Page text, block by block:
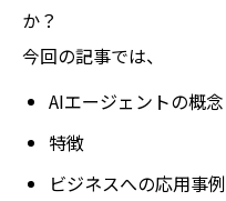
か？
今回の記事では、
AIエージェントの概念
特徴
ビジネスへの応用事例